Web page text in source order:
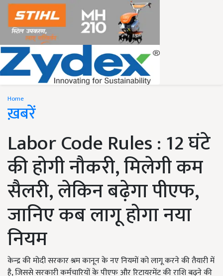
Home
ख़बरें
Labor Code Rules : 12 घंटे
की होगी नौकरी, मिलेगी कम
सैलरी, लेकिन बढ़ेगा पीएफ,
जानिए कब लागू होगा नया
नियम
केन्द्र की मोदी सरकार श्रम कानून के नए नियमों को लागू करने की तैयारी में
है, जिससे सरकारी कर्मचारियों के पीएफ और रिटायरमेंट की राशि बढ़ने की